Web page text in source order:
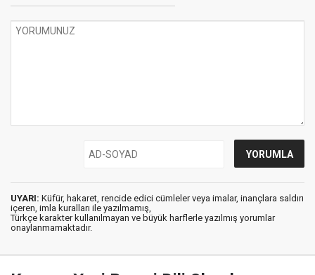
UYARI: Küfür, hakaret, rencide edici cümleler veya imalar, inançlara saldırı
içeren, imla kuralları ile yazılmamış,
Türkçe karakter kullanılmayan ve büyük harflerle yazılmış yorumlar
onaylanmamaktadır.